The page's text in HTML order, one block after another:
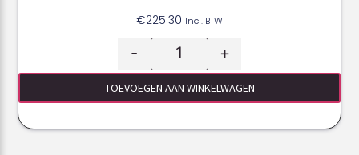
€225.30 Incl. BTW
- +
TOEVOEGEN AAN WINKELWAGEN